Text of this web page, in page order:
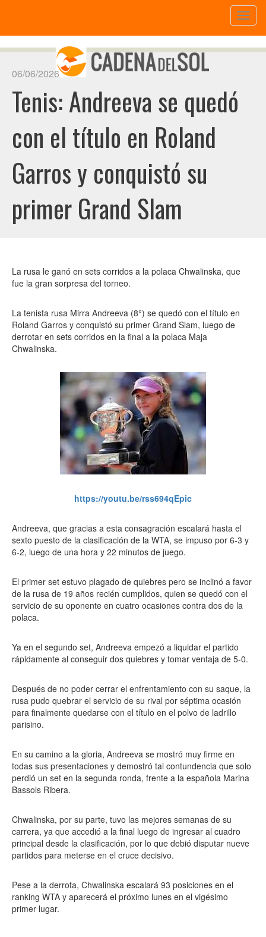
06/06/2026
Tenis: Andreeva se quedó
con el título en Roland
Garros y conquistó su
primer Grand Slam
La rusa le ganó en sets corridos a la polaca Chwalinska, que
fue la gran sorpresa del torneo.
La tenista rusa Mirra Andreeva (8°) se quedó con el título en
Roland Garros y conquistó su primer Grand Slam, luego de
derrotar en sets corridos en la final a la polaca Maja
Chwalinska.
https://youtu.be/rss694qEpic
Andreeva, que gracias a esta consagración escalará hasta el
sexto puesto de la clasificación de la WTA, se impuso por 6-3 y
6-2, luego de una hora y 22 minutos de juego.
El primer set estuvo plagado de quiebres pero se inclinó a favor
de la rusa de 19 años recién cumplidos, quien se quedó con el
servicio de su oponente en cuatro ocasiones contra dos de la
polaca.
Ya en el segundo set, Andreeva empezó a liquidar el partido
rápidamente al conseguir dos quiebres y tomar ventaja de 5-0.
Después de no poder cerrar el enfrentamiento con su saque, la
rusa pudo quebrar el servicio de su rival por séptima ocasión
para finalmente quedarse con el título en el polvo de ladrillo
parisino.
En su camino a la gloria, Andreeva se mostró muy firme en
todas sus presentaciones y demostró tal contundencia que solo
perdió un set en la segunda ronda, frente a la española Marina
Bassols Ribera.
Chwalinska, por su parte, tuvo las mejores semanas de su
carrera, ya que accedió a la final luego de ingresar al cuadro
principal desde la clasificación, por lo que debió disputar nueve
partidos para meterse en el cruce decisivo.
Pese a la derrota, Chwalinska escalará 93 posiciones en el
ranking WTA y aparecerá el próximo lunes en el vigésimo
primer lugar.